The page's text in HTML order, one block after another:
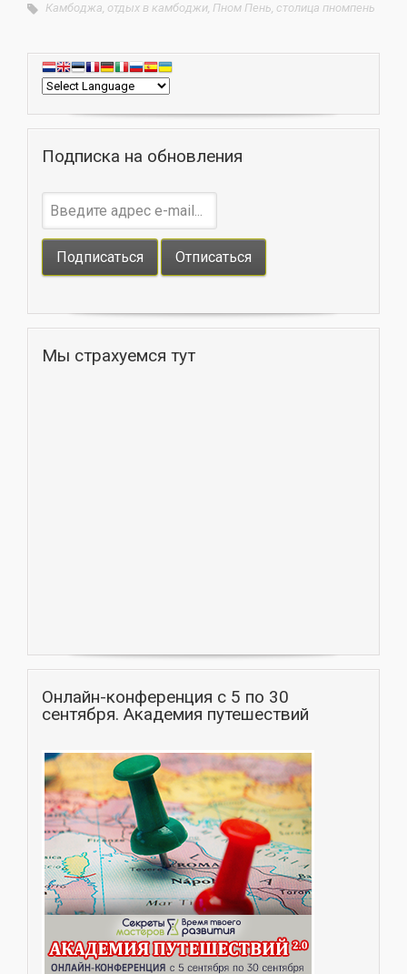
Камбоджа, отдых в камбоджи, Пном Пень, столица пномпень
Подписка на обновления
Мы страхуемся тут
Онлайн-конференция с 5 по 30
сентября. Академия путешествий